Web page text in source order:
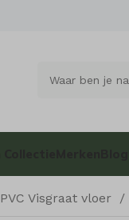
PVC Visgraat vloer